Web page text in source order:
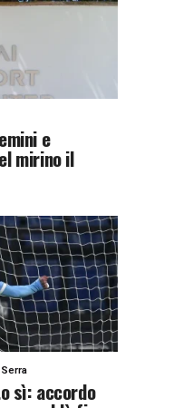
e
mirino il
sì: accordo